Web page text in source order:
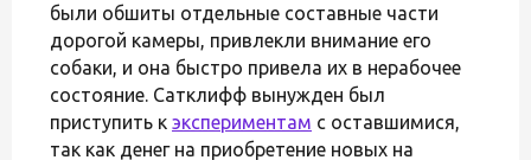
были обшиты отдельные составные части
дорогой камеры, привлекли внимание его
собаки, и она быстро привела их в нерабочее
состояние. Сатклифф вынужден был
приступить к экспериментам с оставшимися,
так как денег на приобретение новых на